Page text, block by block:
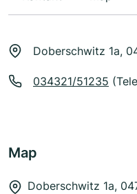
Doberschwitz 1a,
034321/51235
Map
Doberschwitz 1a,